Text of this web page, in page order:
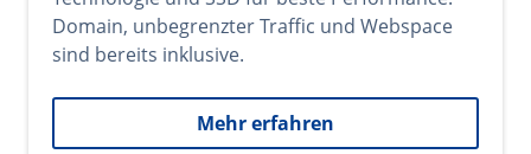
Domain, unbegrenzter Traffic und Webspace
sind bereits inklusive.
Mehr erfahren